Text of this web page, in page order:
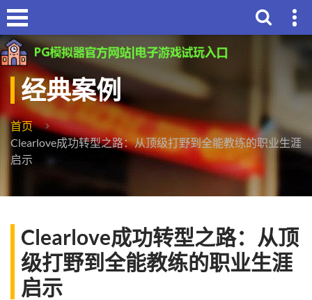
经典案例
首页
Clearlove成功转型之路：从顶级打野到全能教练的职业生涯
启示
Clearlove成功转型之路：从顶
级打野到全能教练的职业生涯
启示